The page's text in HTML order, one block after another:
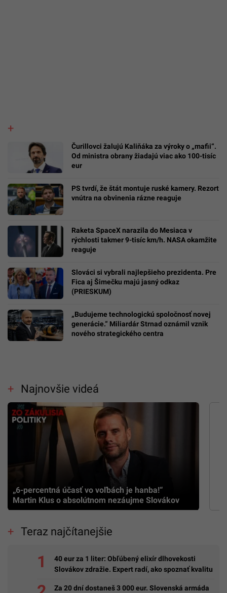
Čurillovci žalujú Kaliňáka za výroky o „mafii“.
Od ministra obrany žiadajú viac ako 100-tisíc
eur
PS tvrdí, že štát montuje ruské kamery. Rezort
vnútra na obvinenia rázne reaguje
Raketa SpaceX narazila do Mesiaca v
rýchlosti takmer 9-tisíc km/h. NASA okamžite
reaguje
Slováci si vybrali najlepšieho prezidenta. Pre
Fica aj Šimečku majú jasný odkaz
(PRIESKUM)
„Budujeme technologickú spoločnosť novej
generácie.“ Miliardár Strnad oznámil vznik
nového strategického centra
Najnovšie videá
„6-percentná účasť vo voľbách je hanba!“
Martin Klus o absolútnom nezáujme Slovákov
Teraz najčítanejšie
40 eur za 1 liter: Obľúbený elixír dlhovekosti
Slovákov zdražie. Expert radí, ako spoznať kvalitu
Za 20 dní dostaneš 3 000 eur. Slovenská armáda